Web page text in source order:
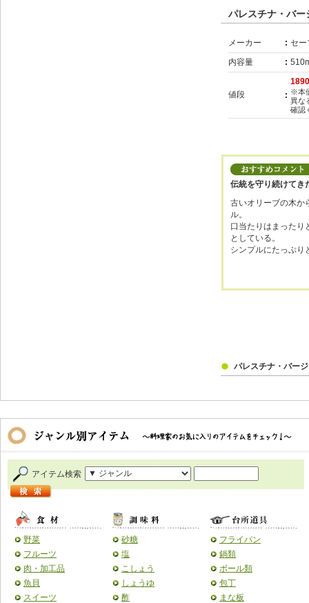
パレスチナ・バ
メーカー
セー
内容量
値段
1890
※本
異な
確認
伝統を守り続けてき
古いオリーブの木か
ル。
口当たりはまったり
としている。
シンプルにたっぷり
パレスチナ・バー
アイテム検索
野菜
フルーツ
肉・加工品
魚貝
スイーツ
砂糖
塩
こしょう
しょうゆ
酢
フライパン
鍋類
ボール類
包丁
まな板